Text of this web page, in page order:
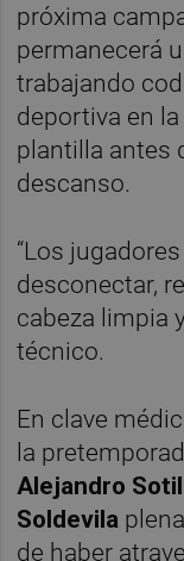
próxima
permanecerá
trabajando
deportiva en
plantilla antes
descanso.
“Los
desconectar,
cabeza limpia
técnico.
En clave
la
Alejandro
Soldevila
de haber